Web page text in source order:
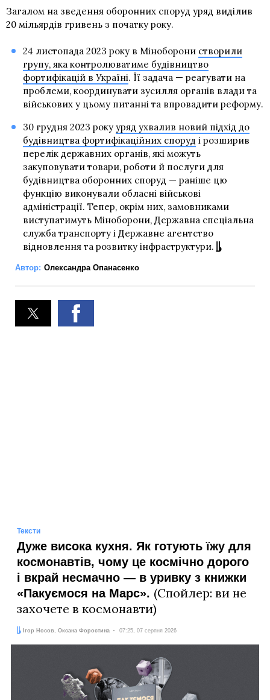
Загалом на зведення оборонних споруд уряд виділив
20 мільярдів гривень з початку року.
24 листопада 2023 року в Міноборони створили
групу, яка контролюватиме будівництво
фортифікацій в Україні. Її задача — реагувати на
проблеми, координувати зусилля органів влади та
військових у цьому питанні та впровадити реформу.
30 грудня 2023 року уряд ухвалив новий підхід до
будівництва фортифікаційних споруд і розширив
перелік державних органів, які можуть
закуповувати товари, роботи й послуги для
будівництва оборонних споруд — раніше цю
функцію виконували обласні військові
адміністрації. Тепер, окрім них, замовниками
виступатимуть Міноборони, Державна спеціальна
служба транспорту і Державне агентство
відновлення та розвитку інфраструктури.
Автор: Олександра Опанасенко